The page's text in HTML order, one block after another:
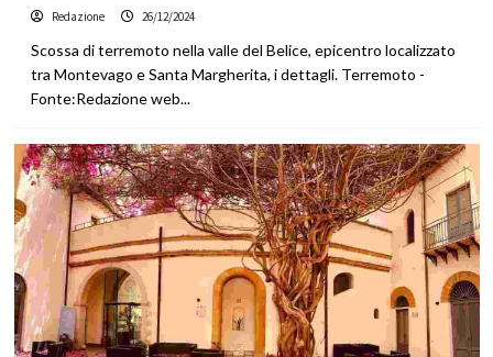
Redazione 26/12/2024
Scossa di terremoto nella valle del Belice, epicentro localizzato
tra Montevago e Santa Margherita, i dettagli. Terremoto -
Fonte:Redazione web...